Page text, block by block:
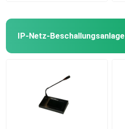
IP-Netz-Beschallungsanlage